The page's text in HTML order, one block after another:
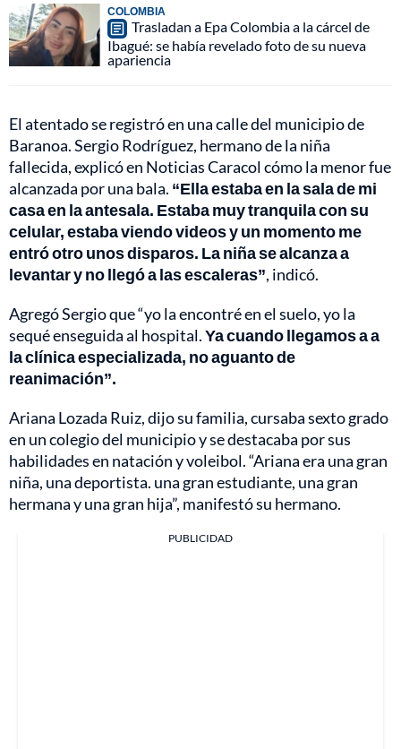
COLOMBIA
Trasladan a Epa Colombia a la cárcel de
Ibagué: se había revelado foto de su nueva
apariencia
El atentado se registró en una calle del municipio de
Baranoa. Sergio Rodríguez, hermano de la niña
fallecida, explicó en Noticias Caracol cómo la menor fue
alcanzada por una bala. “Ella estaba en la sala de mi
casa en la antesala. Estaba muy tranquila con su
celular, estaba viendo videos y un momento me
entró otro unos disparos. La niña se alcanza a
levantar y no llegó a las escaleras”, indicó.
Agregó Sergio que “yo la encontré en el suelo, yo la
sequé enseguida al hospital.Ya cuando llegamos a a
la clínica especializada, no aguanto de
reanimación”.
Ariana Lozada Ruiz, dijo su familia, cursaba sexto grado
en un colegio del municipio y se destacaba por sus
habilidades en natación y voleibol. “Ariana era una gran
niña, una deportista. una gran estudiante, una gran
hermana y una gran hija”, manifestó su hermano.
PUBLICIDAD